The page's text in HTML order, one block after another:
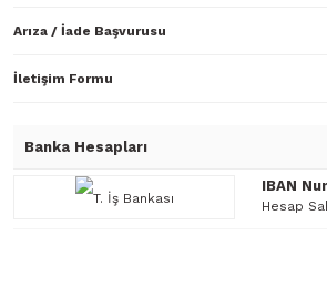
Arıza / İade Başvurusu
İletişim Formu
Banka Hesapları
IBAN
Hesap